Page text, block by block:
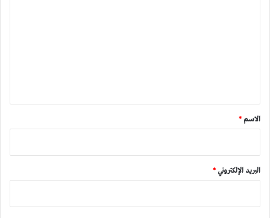
*
الاسم *
البريد الإلكتروني *